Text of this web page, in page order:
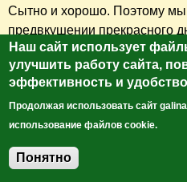
Сытно и хорошо. Поэтому
предвкушении прекрасного
сопровождающим - нам не
вперед – навстречу
Выехали из Грозного в 9
Грозного до озера около 100
Все же у нашего
нашем семейном положении
Удовлетворившись, что мы
Наш сайт использует
улучшить работу сайта,
эффективность и
Продолжая использовать сайт
использование файлов cookie.
Понятно